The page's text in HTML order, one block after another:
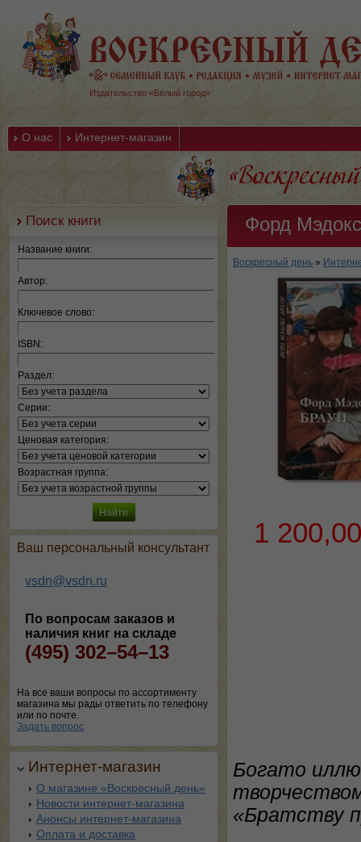
Издательство «Белый город»
О нас Интернет-магазин
Поиск книги
Название книги:
Автор:
Ключевое слово:
ISBN:
Раздел:
Серии:
Ценовая категория:
Возрастная группа:
Ваш персональный консультант
vsdn@vsdn.ru
По вопросам заказов и
наличия книг на складе
(495) 302–54–13
На все ваши вопросы по ассортименту
магазина мы рады ответить по телефону
или по почте.
Задать вопрос
Интернет-магазин
О магазине «Воскресный день»
Новости интернет-магазина
Анонсы интернет-магазина
Оплата и доставка
Форд
Воскресный день »
1 200,00
Богато
«Братству